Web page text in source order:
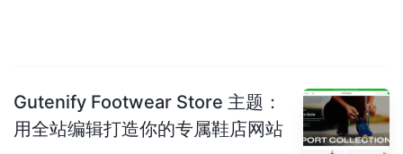
Gutenify Footwear Store 主题：
用全站编辑打造你的专属鞋店网站